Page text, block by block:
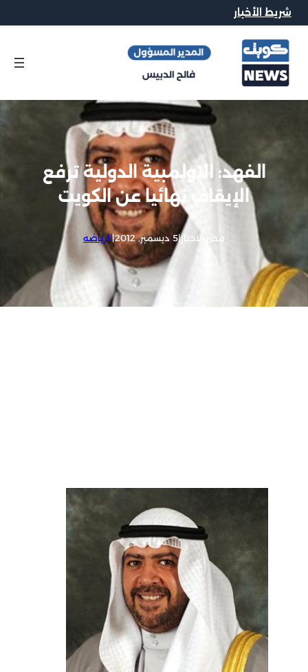
شريط الأخبار
الفهد: الاولمبية الدولية ترفع
الإيقاف نهائيا عن الكويت
محرر الاخبار|5 ديسمبر, 2012 |الرياضه